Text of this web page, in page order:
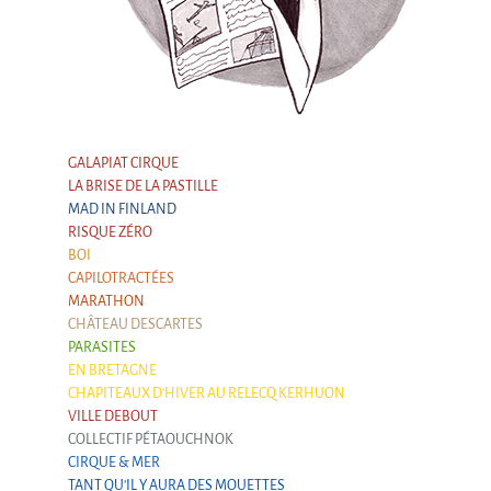
La Première Fois
Chapiteaux d'hiver au Relecq Kerhuon
Les projets itinérants
Tournée à Vélo
9 km²
Collectif Pétaouchnok
Événements
Popcorn
Popcorn 2026
Popcorn - Edition 2024
Edition 2022
GALAPIAT CIRQUE
LA BRISE DE LA PASTILLE
MAD IN FINLAND
RISQUE ZÉRO
BOI
CAPILOTRACTÉES
MARATHON
CHÂTEAU DESCARTES
PARASITES
EN BRETAGNE
CHAPITEAUX D'HIVER AU RELECQ KERHUON
VILLE DEBOUT
COLLECTIF PÉTAOUCHNOK
CIRQUE & MER
TANT QU'IL Y AURA DES MOUETTES